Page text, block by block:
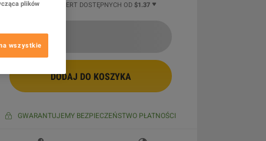
10 WIĘCEJ OFERT DOSTĘPNYCH OD $1.37
DODAJ DO KOSZYKA
GWARANTUJEMY BEZPIECZEŃSTWO PŁATNOŚCI
plików
wszystkie